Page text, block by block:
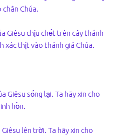
Chúa.
Giêsu chịu chết trên cây thánh
xác thịt vào thánh giá Chúa.
Giêsu sống lại. Ta hãy xin cho
hồn.
lên trời. Ta hãy xin cho